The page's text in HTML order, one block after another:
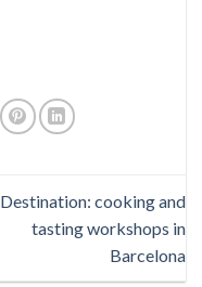
Destination: cooking and
tasting workshops in
Barcelona